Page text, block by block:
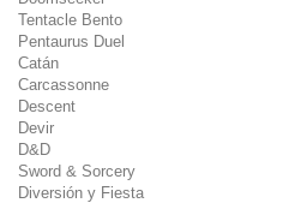
Tentacle Bento
Pentaurus Duel
Catán
Carcassonne
Descent
Devir
D&D
Sword & Sorcery
Diversión y Fiesta